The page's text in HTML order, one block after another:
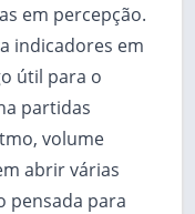
em percepção.
indicadores em
útil para o
partidas
volume
abrir várias
pensada para